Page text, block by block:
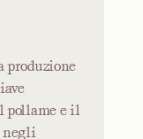
produzione
pollame e il
negli